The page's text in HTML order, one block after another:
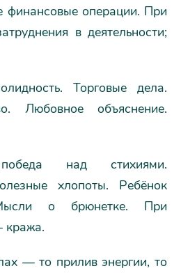
финансовые операции. При
в деятельности;
Торговые дела.
Любовное объяснение.
над стихиями.
хлопоты. Ребёнок
о брюнетке. При
кража.
— то прилив энергии, то